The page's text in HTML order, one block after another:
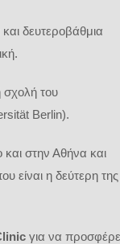
δευτεροβάθμια
σχολή του
Berlin).
στην Αθήνα και
είναι η δεύτερη της
για να